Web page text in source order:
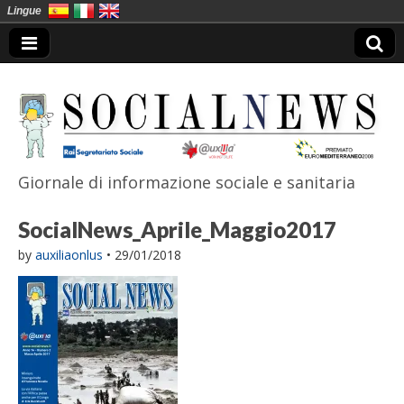
SocialNews
Giornale di informazione sociale e sanitaria
SocialNews_Aprile_Maggio2017
by auxiliaonlus • 29/01/2018
Lingue